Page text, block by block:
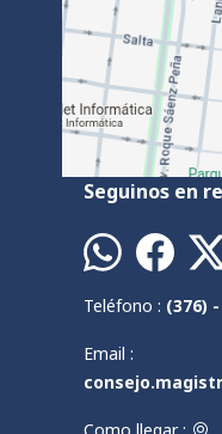
Seguinos en
Teléfono : (376)
Email :